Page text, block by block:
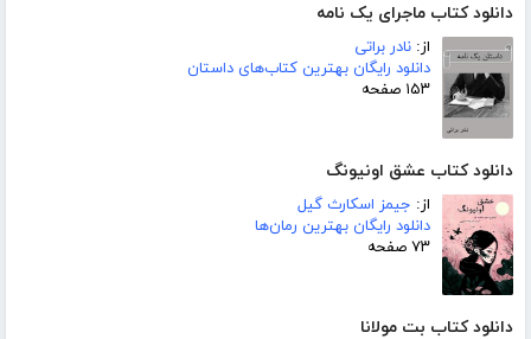
دانلود کتاب ماجرای یک نامه
از: نادر براتی
دانلود رایگان بهترین کتاب‌های داستان
۱۵۳ صفحه
دانلود کتاب عشق اونیونگ
از: جیمز اسکارث گیل
دانلود رایگان بهترین رمان‌ها
۷۳ صفحه
دانلود کتاب بت مولانا